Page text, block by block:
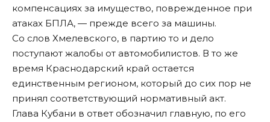
компенсациях за имущество, поврежденное при
атаках БПЛА, — прежде всего за машины.
Со слов Хмелевского, в партию то и дело
поступают жалобы от автомобилистов. В то же
время Краснодарский край остается
единственным регионом, который до сих пор не
принял соответствующий нормативный акт.
Глава Кубани в ответ обозначил главную, по его